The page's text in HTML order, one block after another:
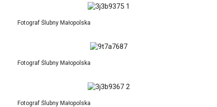
Fotograf Ślubny Małopolska
Fotograf Ślubny Małopolska
Fotograf Ślubny Małopolska